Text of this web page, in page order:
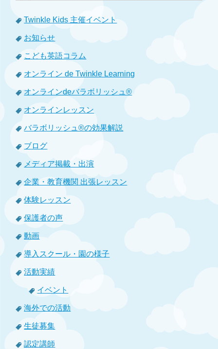
Twinkle Kids 主催イベント
お知らせ
こども英語コラム
オンライン de Twinkle Learning
オンラインdeバラボリッシュ®
オンラインレッスン
バラボリッシュ®の効果解説
ブログ
メディア掲載・出演
企業・教育機関 出張レッスン
体験レッスン
保護者の声
動画
導入スクール・園の様子
活動実績
イベント
海外での活動
生徒募集
認定講師